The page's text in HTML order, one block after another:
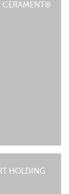
HOLDING